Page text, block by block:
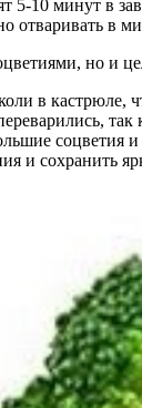
5-10 минут в
отваривать в
но и
в кастрюле,
и сохранить